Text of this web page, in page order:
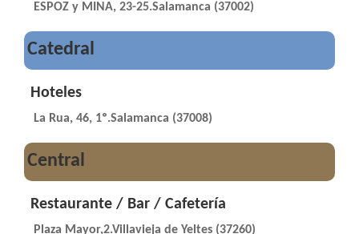
ESPOZ y MINA, 23-25.Salamanca (37002)
Catedral
Hoteles
La Rua, 46, 1º.Salamanca (37008)
Central
Restaurante / Bar / Cafetería
Plaza Mayor,2.Villavieja de Yeltes (37260)